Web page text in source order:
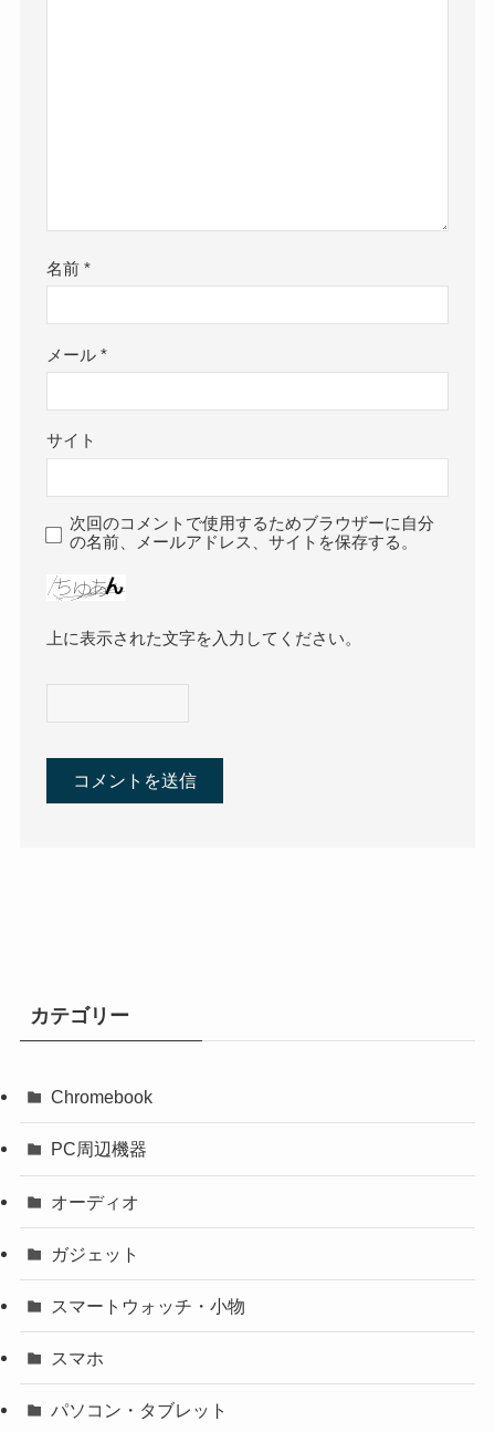
名前*
メール*
サイト
次回のコメントで使用するためブラウザーに自分
の名前、メールアドレス、サイトを保存する。
上に表示された文字を入力してください。
カテゴリー
Chromebook
PC周辺機器
オーディオ
ガジェット
スマートウォッチ・小物
スマホ
パソコン・タブレット